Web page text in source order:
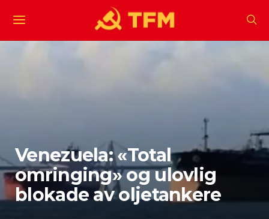
Venezuela: «Total
omringing» og ulovlig
blokade av oljetankere